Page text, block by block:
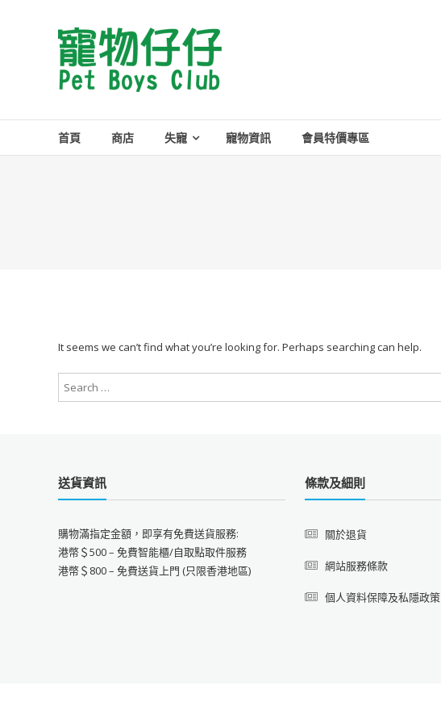
Pet
Boys
Club
首頁 商店 失寵 寵物資訊 會員特價專區
It seems we can’t find what you’re looking for. Perhaps searching can help.
送貨資訊
購物滿指定金額，即享有免費送貨服務:
港幣＄500 – 免費智能櫃/自取點取件服務
港幣＄800 – 免費送貨上門 (只限香港地區)
條款及細則
關於退貨
網站服務條款
個人資料保障及私隱政策